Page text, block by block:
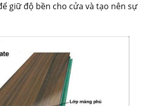
giữ độ bền cho cửa và tạo nên sự